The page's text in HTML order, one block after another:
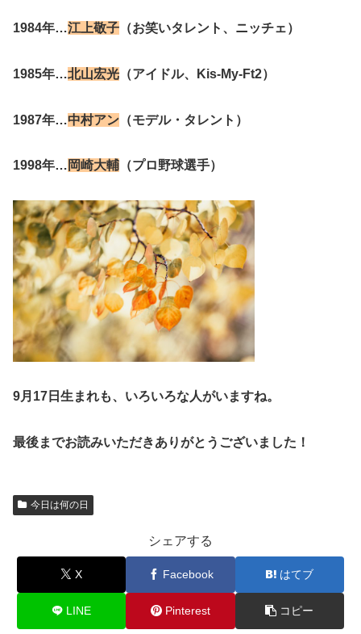
1984年…江上敬子 （お笑いタレント、ニッチェ）
1985年…北山宏光 （アイドル、Kis-My-Ft2）
1987年…中村アン （モデル・タレント）
1998年… 岡崎大輔 （プロ野球選手）
9月17日生まれも、いろいろな人がいますね。
最後までお読みいただきありがとうございました！
今日は何の日
シェアする
X Facebook はてブ
LINE Pinterest コピー